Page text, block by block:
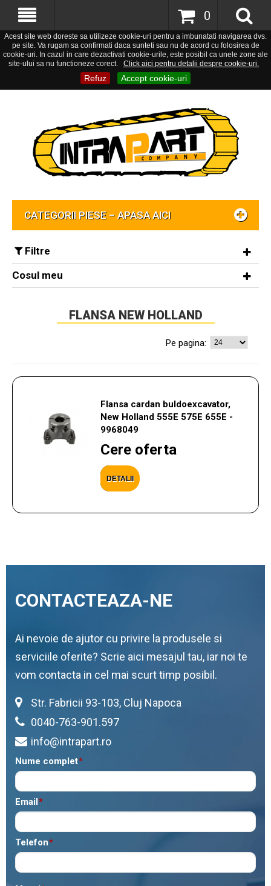
Acest site web doreste sa utilizeze cookie-uri pentru a imbunatati navigarea dvs.
pe site. Va rugam sa confirmati daca sunteti sau nu de acord cu folosirea de
cookie-uri. In cazul in care dezactivati cookie-urile, este posibil ca unele zone ale
site-ului sa nu functioneze corect.
Click aici pentru detalii despre cookie-uri.
Refuz Accept cookie-uri
0
CATEGORII PIESE – APASA AICI
Filtre
Cosul meu
FLANSA NEW HOLLAND
Pe pagina:
Flansa cardan buldoexcavator,
New Holland 555E 575E 655E -
9968049
Cere oferta
DETALII
CONTACTEAZA-NE
Ai nevoie de ajutor cu privire la produsele si
serviciile oferite? Scrie aici mesajul tau, iar noi te
vom contacta in cel mai scurt timp posibil.
Str. Fabricii 93-103, Cluj Napoca
0040-763-901.597
info@intrapart.ro
*
Nume complet
*
Email
*
Telefon